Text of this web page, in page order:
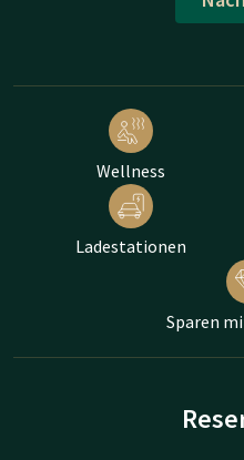
Wellness
Ladestationen
Sparen